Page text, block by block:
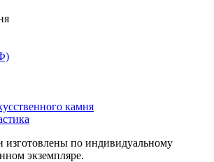
камня
изготовлены по индивидуальному
экземпляре.